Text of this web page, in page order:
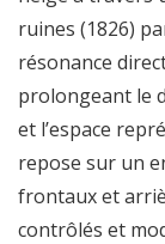
ruines (1826)
résonance
prolongeant le
et l’espace
repose sur un
frontaux et
contrôlés et